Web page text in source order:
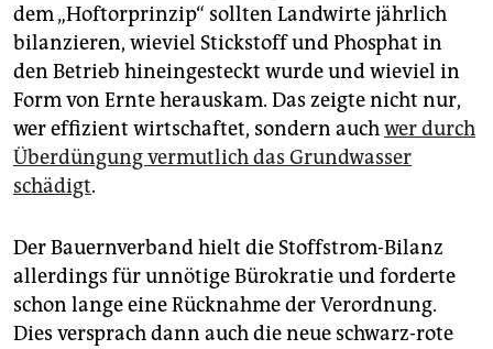
dem „Hoftorprinzip“ sollten Landwirte jährlich
bilanzieren, wieviel Stickstoff und Phosphat in
den Betrieb hineingesteckt wurde und wieviel in
Form von Ernte herauskam. Das zeigte nicht nur,
wer effizient wirtschaftet, sondern auchwer durch
Überdüngung vermutlich das Grundwasser
schädigt.
Der Bauernverband hielt die Stoffstrom-Bilanz
allerdings für unnötige Bürokratie und forderte
schon lange eine Rücknahme der Verordnung.
Dies versprach dann auch die neue schwarz-rote